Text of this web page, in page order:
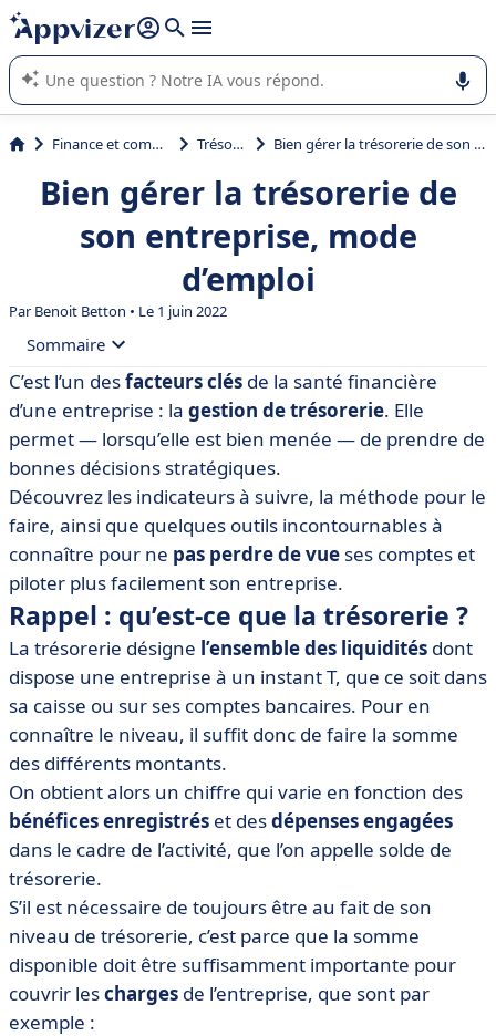
répondre (plusieurs lignes avec
L'IA de Appvizer vous guide dans l'utilisation ou la sélection de
logiciel SaaS en entreprise.
Finance et comptabilité Trésorerie Bien gérer la trésorerie de son entreprise, mode d’emploi
Bien gérer la trésorerie de
son entreprise, mode
d’emploi
ParBenoit Betton • Le 1 juin 2022
Sommaire
• Rappel : qu’est-ce que la trésorerie ?
• L’intérêt d’avoir une bonne gestion de trésorerie
• Gestion de trésorerie : quels indicateurs suivre ?
• Agir sur ces indicateurs pour bien gérer sa trésorerie
• À quel moment mettre en place la gestion de
trésorerie ?
• Gestion de trésorerie : ce qu’il faut éviter
• Gestion de trésorerie : quelques best practices
C’est l’un desfacteurs clés de la santé financière
d’une entreprise : la gestion de trésorerie. Elle
permet — lorsqu’elle est bien menée — de prendre de
bonnes décisions stratégiques.
Découvrez les indicateurs à suivre, la méthode pour le
faire, ainsi que quelques outils incontournables à
connaître pour ne pas perdre de vue ses comptes et
piloter plus facilement son entreprise.
Rappel : qu’est-ce que la trésorerie ?
La trésorerie désigne l’ensemble des liquidités dont
dispose une entreprise à un instant T, que ce soit dans
sa caisse ou sur ses comptes bancaires. Pour en
connaître le niveau, il suffit donc de faire la somme
des différents montants.
On obtient alors un chiffre qui varie en fonction des
bénéficesenregistrés et desdépenses engagées
dans le cadre de l’activité, que l’on appelle solde de
trésorerie.
S’il est nécessaire de toujours être au fait de son
niveau de trésorerie, c’est parce que la somme
disponible doit être suffisamment importante pour
couvrir lescharges de l’entreprise, que sont par
exemple :